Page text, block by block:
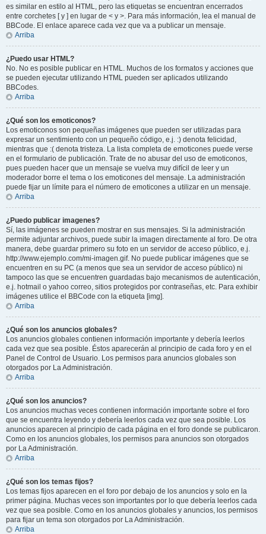
es similar en estilo al HTML, pero las etiquetas se encuentran encerrados
entre corchetes [ y ] en lugar de < y >. Para más información, lea el manual de
BBCode. El enlace aparece cada vez que va a publicar un mensaje.
Arriba
¿Puedo usar HTML?
No. No es posible publicar en HTML. Muchos de los formatos y acciones que
se pueden ejecutar utilizando HTML pueden ser aplicados utilizando
BBCodes.
Arriba
¿Qué son los emoticonos?
Los emoticonos son pequeñas imágenes que pueden ser utilizadas para
expresar un sentimiento con un pequeño código, e.j. :) denota felicidad,
mientras que :( denota tristeza. La lista completa de emoticones puede verse
en el formulario de publicación. Trate de no abusar del uso de emoticonos,
pues pueden hacer que un mensaje se vuelva muy difícil de leer y un
moderador borre el tema o los emoticones del mensaje. La administración
puede fijar un límite para el número de emoticones a utilizar en un mensaje.
Arriba
¿Puedo publicar imagenes?
Sí, las imágenes se pueden mostrar en sus mensajes. Si la administración
permite adjuntar archivos, puede subir la imagen directamente al foro. De otra
manera, debe guardar primero su foto en un servidor de acceso público, e.j.
http://www.ejemplo.com/mi-imagen.gif. No puede publicar imágenes que se
encuentren en su PC (a menos que sea un servidor de acceso público) ni
tampoco las que se encuentren guardadas bajo mecanismos de autenticación,
e.j. hotmail o yahoo correo, sitios protegidos por contraseñas, etc. Para exhibir
imágenes utilice el BBCode con la etiqueta [img].
Arriba
¿Qué son los anuncios globales?
Los anuncios globales contienen información importante y debería leerlos
cada vez que sea posible. Éstos aparecerán al principio de cada foro y en el
Panel de Control de Usuario. Los permisos para anuncios globales son
otorgados por La Administración.
Arriba
¿Qué son los anuncios?
Los anuncios muchas veces contienen información importante sobre el foro
que se encuentra leyendo y debería leerlos cada vez que sea posible. Los
anuncios aparecen al principio de cada página en el foro donde se publicaron.
Como en los anuncios globales, los permisos para anuncios son otorgados
por La Administración.
Arriba
¿Qué son los temas fijos?
Los temas fijos aparecen en el foro por debajo de los anuncios y solo en la
primer página. Muchas veces son importantes por lo que debería leerlos cada
vez que sea posible. Como en los anuncios globales y anuncios, los permisos
para fijar un tema son otorgados por La Administración.
Arriba